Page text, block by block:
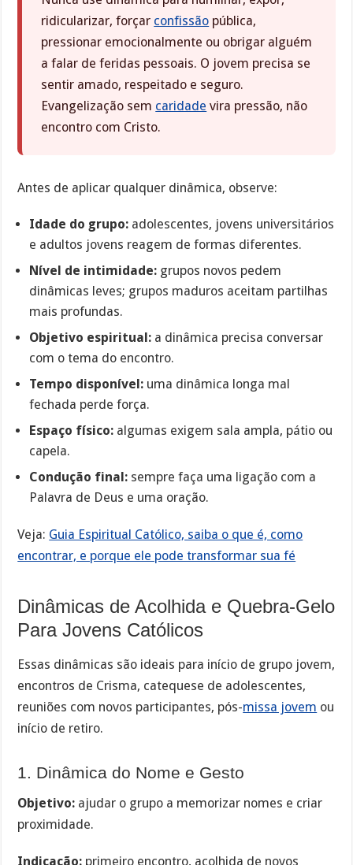
ridicularizar, forçar confissão pública,
pressionar emocionalmente ou obrigar alguém
a falar de feridas pessoais. O jovem precisa se
sentir amado, respeitado e seguro.
Evangelização sem caridade vira pressão, não
encontro com Cristo.
Antes de aplicar qualquer dinâmica, observe:
Idade do grupo: adolescentes, jovens universitários
e adultos jovens reagem de formas diferentes.
Nível de intimidade: grupos novos pedem
dinâmicas leves; grupos maduros aceitam partilhas
mais profundas.
Objetivo espiritual: a dinâmica precisa conversar
com o tema do encontro.
Tempo disponível: uma dinâmica longa mal
fechada perde força.
Espaço físico: algumas exigem sala ampla, pátio ou
capela.
Condução final: sempre faça uma ligação com a
Palavra de Deus e uma oração.
Veja: Guia Espiritual Católico, saiba o que é, como
encontrar, e porque ele pode transformar sua fé
Dinâmicas de Acolhida e Quebra-Gelo
Para Jovens Católicos
Essas dinâmicas são ideais para início de grupo jovem,
encontros de Crisma, catequese de adolescentes,
reuniões com novos participantes, pós-missa jovem ou
início de retiro.
1. Dinâmica do Nome e Gesto
Objetivo: ajudar o grupo a memorizar nomes e criar
proximidade.
Indicação: primeiro encontro, acolhida de novos